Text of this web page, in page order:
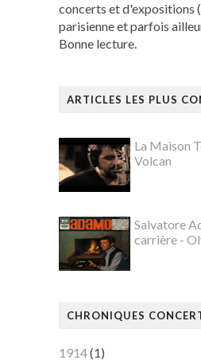
concerts et d'expositions
parisienne et parfois
Bonne lecture.
ARTICLES LES PLUS
La Maison
Volcan
Salvatore
carrière -
CHRONIQUES
1914(1)